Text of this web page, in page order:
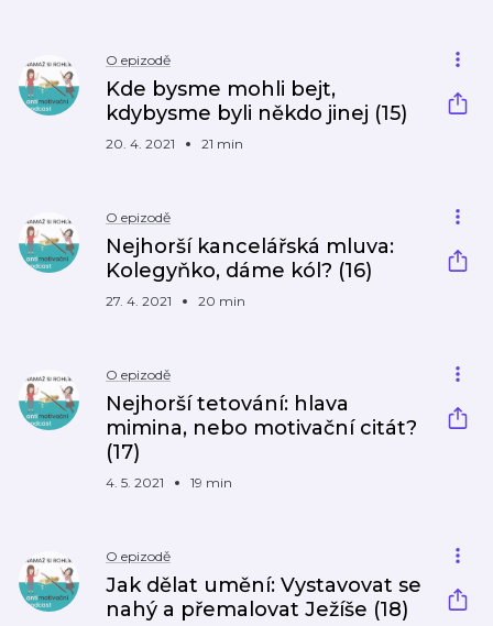
O epizodě
Kde bysme mohli bejt,
kdybysme byli někdo jinej (15)
20. 4. 2021 21 min
O epizodě
Nejhorší kancelářská mluva:
Kolegyňko, dáme kól? (16)
27. 4. 2021 20 min
O epizodě
Nejhorší tetování: hlava
mimina, nebo motivační citát?
(17)
4. 5. 2021 19 min
O epizodě
Jak dělat umění: Vystavovat se
nahý a přemalovat Ježíše (18)